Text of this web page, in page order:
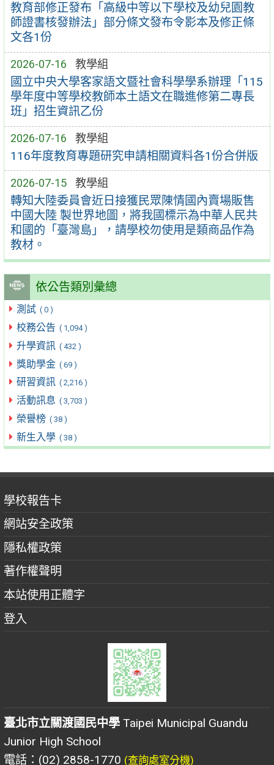
教育部修正發布「高級中等以下學校及幼兒園教
師證書核發辦法」部分條文發布令影本及修正條
文各1份
2026-07-16 教學組
國立中央大學客家語文暨社會科學學系辦理「115
學年度中等學校教師本土語文在職進修第二專長
班」招生資訊乙份
2026-07-16 教學組
116年度教育專題研究申請相關資料各1份合併版
2026-07-15 教學組
轉知大陸委員會近日接獲民眾陳情國內賣場販售
中國大陸 製世界地圖，將我國標示為中華人民共
和國的「臺灣島」，請學校勿使用是類商品作為
教材。
依公告類別彙總
測試 ( 0 )
校務公告 ( 1,094 )
升學資訊 ( 432 )
獎助學金 ( 69 )
研習資訊 ( 2,216 )
活動訊息 ( 3,703 )
榮譽榜 ( 38 )
新生入學 ( 38 )
學校報告卡
網站安全政策
隱私權政策
著作權聲明
本站使用正體字
登入
臺北市立關渡國民中學 Taipei Municipal Guandu
Junior High School
電話：(02) 2858-1770 (查詢處室分機)